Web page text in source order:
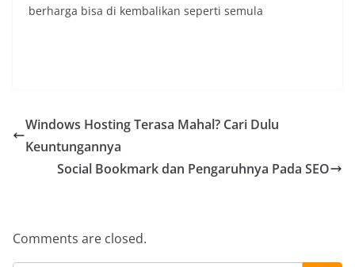
berharga bisa di kembalikan seperti semula
Windows Hosting Terasa Mahal? Cari Dulu
Keuntungannya
Social Bookmark dan Pengaruhnya Pada SEO
Comments are closed.